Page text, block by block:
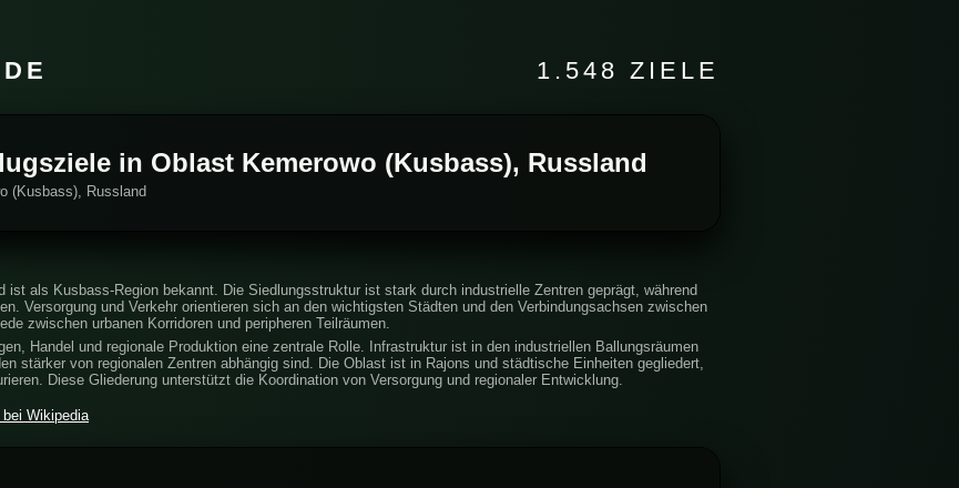
1.548 ZIELE
in Oblast Kemerowo (Kusbass), Russland
(Kusbass), Russland
ist als Kusbass-Region bekannt. Die Siedlungsstruktur ist stark durch industrielle Zentren geprägt, während
Versorgung und Verkehr orientieren sich an den wichtigsten Städten und den Verbindungsachsen zwischen
zwischen urbanen Korridoren und peripheren Teilräumen.
Handel und regionale Produktion eine zentrale Rolle. Infrastruktur ist in den industriellen Ballungsräumen
stärker von regionalen Zentren abhängig sind. Die Oblast ist in Rajons und städtische Einheiten gegliedert,
Diese Gliederung unterstützt die Koordination von Versorgung und regionaler Entwicklung.
Wikipedia